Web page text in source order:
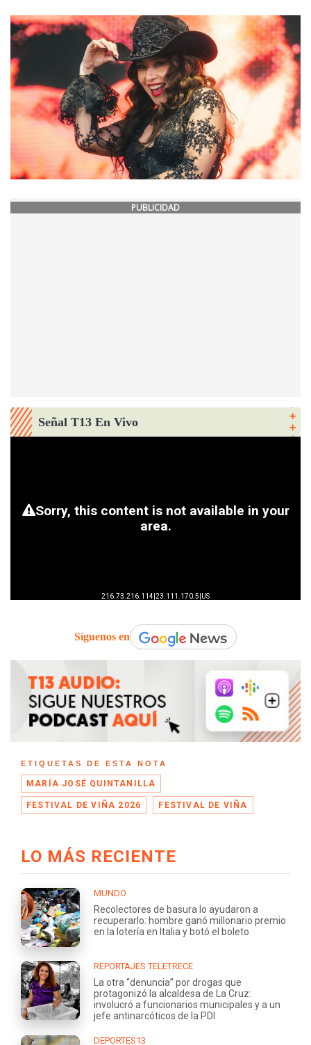
PUBLICIDAD
Señal T13 En Vivo
Síguenos en
ETIQUETAS DE ESTA NOTA
MARÍA JOSÉ QUINTANILLA
FESTIVAL DE VIÑA 2026 FESTIVAL DE VIÑA
LO MÁS RECIENTE
MUNDO
Recolectores de basura lo ayudaron a
recuperarlo: hombre ganó millonario premio
en la lotería en Italia y botó el boleto
REPORTAJES TELETRECE
La otra “denuncia” por drogas que
protagonizó la alcaldesa de La Cruz:
involucró a funcionarios municipales y a un
jefe antinarcóticos de la PDI
DEPORTES13